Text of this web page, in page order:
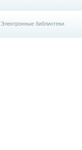
Электронные библиотеки